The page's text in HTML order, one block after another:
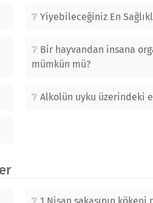
Yiyebileceğiniz En
Bir hayvandan insana
mümkün mü?
Alkolün uyku üzerindeki